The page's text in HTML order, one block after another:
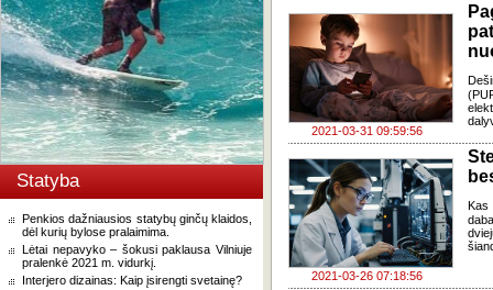
Statyba
Penkios dažniausios statybų ginčų klaidos,
dėl kurių bylose pralaimima.
Lėtai nepavyko – šokusi paklausa Vilniuje
pralenkė 2021 m. vidurkį.
Interjero dizainas: Kaip įsirengti svetainę?
2021-03-31 09:59:56
2021-03-26 07:18:56
Kas